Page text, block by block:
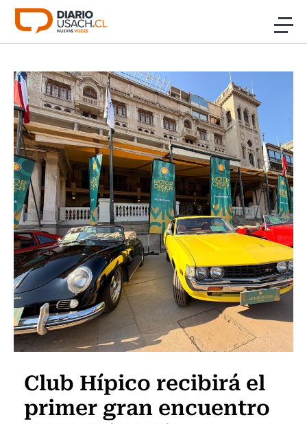
Click acá para ir directamente al contenido
Investigación
Cultura
Programas Radio y TV Usach
Club Hípico recibirá el
primer gran encuentro